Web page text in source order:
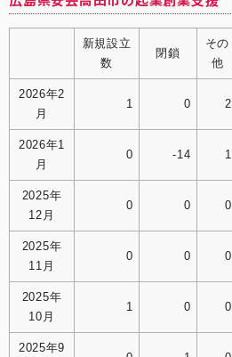
新規設立
数
閉鎖
その
他
2026年2
月
1 0 2
2026年1
月
0 -14 1
2025年
12月
0 0 0
2025年
11月
0 0 0
2025年
10月
1 0 0
2025年9